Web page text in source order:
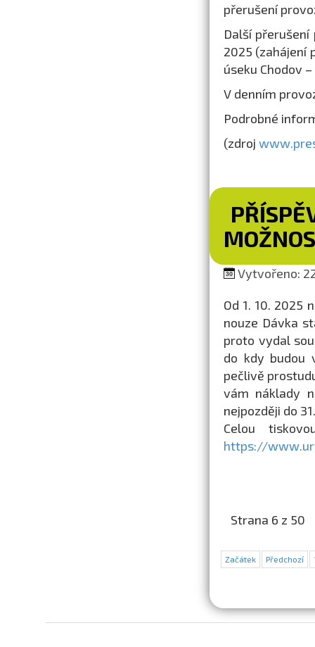
přerušení
Další
2025 (zahájení
úseku Chodov
V denním
Podrobné
(zdroj
Vytvořeno:
Od 1. 10. 2025
nouze Dávka
proto vydal
do kdy budou
pečlivě
vám náklady
nejpozději do
Celou
https://
Strana 6 z 50
Začátek Předchozí